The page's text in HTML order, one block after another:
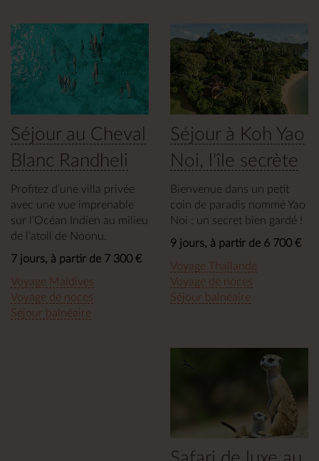
Séjour au Cheval
Blanc Randheli
Profitez d’une villa privée
avec une vue imprenable
sur l’Océan Indien au milieu
de l’atoll de Noonu.
7 jours, à partir de 7 300 €
Voyage Maldives
Voyage de noces
Séjour balnéaire
Séjour à Koh Yao
Noi, l'île secrète
Bienvenue dans un petit
coin de paradis nommé Yao
Noi : un secret bien gardé !
9 jours, à partir de 6 700 €
Voyage Thaïlande
Voyage de noces
Séjour balnéaire